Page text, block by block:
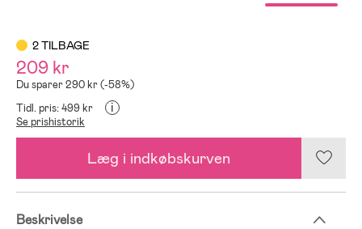
2 TILBAGE
209 kr
Du sparer 290 kr (-58%)
Tidl. pris: 499 kr
i
Se prishistorik
Læg i indkøbskurven
Beskrivelse